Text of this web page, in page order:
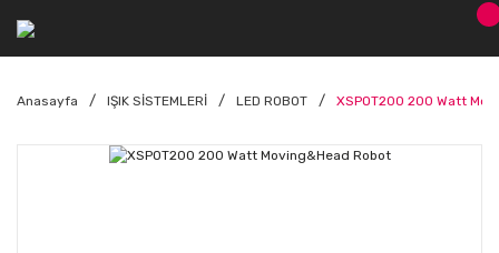
Anasayfa IŞIK SİSTEMLERİ LED ROBOT XSPOT200 200 Watt